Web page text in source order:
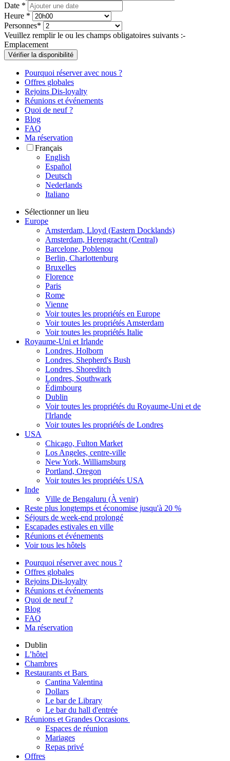
Date *
Heure *
Personnes*
Veuillez remplir le ou les champs obligatoires suivants :-
Emplacement
Vérifier la disponibilité
Pourquoi réserver avec nous ?
Offres globales
Rejoins Dis-loyalty
Réunions et événements
Quoi de neuf ?
Blog
FAQ
Ma réservation
Français
English
Español
Deutsch
Nederlands
Italiano
Sélectionner un lieu
Europe
Amsterdam, Lloyd (Eastern Docklands)
Amsterdam, Herengracht (Central)
Barcelone, Poblenou
Berlin, Charlottenburg
Bruxelles
Florence
Paris
Rome
Vienne
Voir toutes les propriétés en Europe
Voir toutes les propriétés Amsterdam
Voir toutes les propriétés Italie
Royaume-Uni et Irlande
Londres, Holborn
Londres, Shepherd's Bush
Londres, Shoreditch
Londres, Southwark
Édimbourg
Dublin
Voir toutes les propriétés du Royaume-Uni et de
l'Irlande
Voir toutes les propriétés de Londres
USA
Chicago, Fulton Market
Los Angeles, centre-ville
New York, Williamsburg
Portland, Oregon
Voir toutes les propriétés USA
Inde
Ville de Bengaluru (À venir)
Reste plus longtemps et économise jusqu'à 20 %
Séjours de week-end prolongé
Escapades estivales en ville
Réunions et événements
Voir tous les hôtels
Pourquoi réserver avec nous ?
Offres globales
Rejoins Dis-loyalty
Réunions et événements
Quoi de neuf ?
Blog
FAQ
Ma réservation
Dublin
L’hôtel
Chambres
Restaurants et Bars
Cantina Valentina
Dollars
Le bar de Library
Le bar du hall d'entrée
Réunions et Grandes Occasions
Espaces de réunion
Mariages
Repas privé
Offres